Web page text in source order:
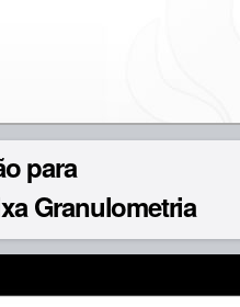
para
Granulometria